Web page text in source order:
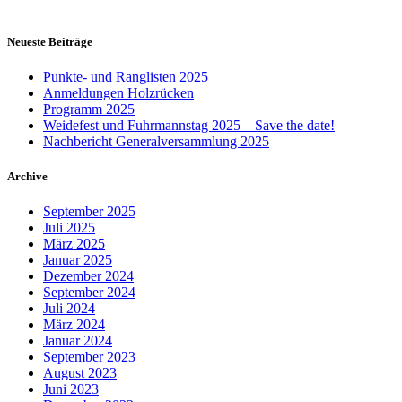
Neueste Beiträge
Punkte- und Ranglisten 2025
Anmeldungen Holzrücken
Programm 2025
Weidefest und Fuhrmannstag 2025 – Save the date!
Nachbericht Generalversammlung 2025
Archive
September 2025
Juli 2025
März 2025
Januar 2025
Dezember 2024
September 2024
Juli 2024
März 2024
Januar 2024
September 2023
August 2023
Juni 2023